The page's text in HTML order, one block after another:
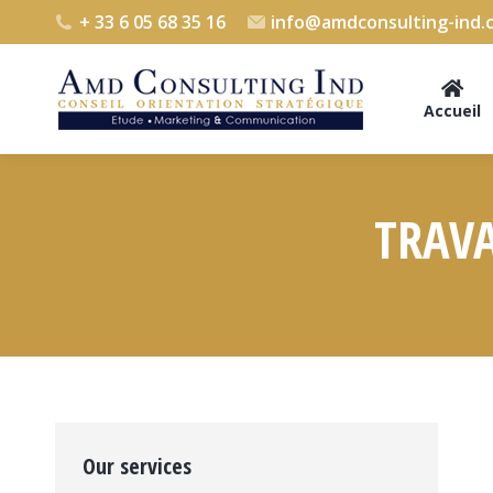
+ 33 6 05 68 35 16 info@amdconsulting-
Accueil
Our services